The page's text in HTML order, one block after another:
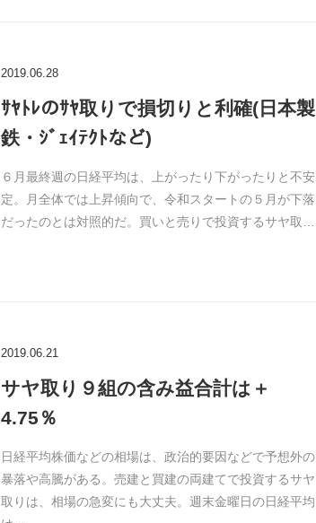
2019.06.28
ｻﾔﾄﾚのｻﾔ取りで損切りと利確(日本製
鉄・ｼﾞｪｲﾃｸﾄなど)
６月最終週の日経平均は、上がったり下がったりと不安
定。月全体では上昇傾向で、令和スタートの５月が下落
だったのとは対照的だ。買いと売りで投資するサヤ取…
2019.06.21
サヤ取り９組の含み益合計は＋
4.75％
日経平均株価などの相場は、政治的要因などで予想外の
暴落や高騰がある。売建と買建の両建てで投資するサヤ
取りは、相場の急変にも大丈夫。週末金曜日の日経平均